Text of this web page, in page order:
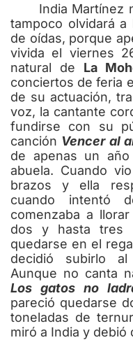
India Martínez
tampoco olvidará a
de oídas, porque
vivida el viernes
natural de La
conciertos de feria
de su actuación,
voz, la cantante
fundirse con su
canción Vencer al
de apenas un
abuela. Cuando
brazos y ella
cuando intentó
comenzaba a
dos y hasta tres
quedarse en el
decidió subirlo al
Aunque no canta
Los gatos no
pareció quedarse
toneladas de
miró a India y debió